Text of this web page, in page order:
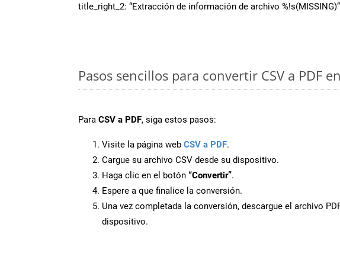
title_right_2: “Extracción de información de archivo %!s(MISSING)”
Pasos sencillos para convertir CSV a PDF
Para CSV a PDF, siga estos pasos:
Visite la página web CSV a PDF.
Cargue su archivo CSV desde su dispositivo.
Haga clic en el botón “Convertir”.
Espere a que finalice la conversión.
Una vez completada la conversión, descargue el archivo
dispositivo.